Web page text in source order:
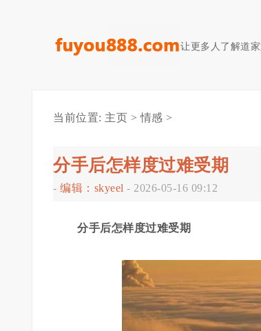
让更多人了解道家
当前位置: 主页 >情感 >
分手后怎样度过难受期
- 编辑：skyeel - 2026-05-16 09:12
分手后怎样度过难受期